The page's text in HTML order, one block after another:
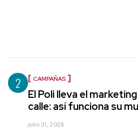
2 CAMPAÑAS
El Poli lleva el
calle: así funciona su
julio 31, 2026